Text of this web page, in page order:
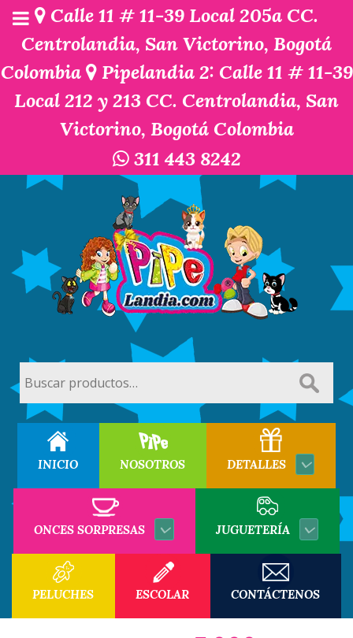
Calle 11 # 11-39 Local 205a CC.
Centrolandia, San Victorino, Bogotá
Colombia
Pipelandia 2: Calle 11 # 11-39
Local 212 y 213 CC. Centrolandia, San
Victorino, Bogotá Colombia
311 443 8242
por:
INICIO NOSOTROS DETALLES
ONCES SORPRESAS JUGUETERÍA
PELUCHES ESCOLAR CONTÁCTENOS